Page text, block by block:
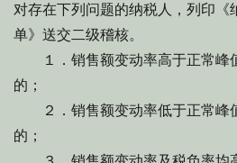
对存在下列问题的纳税人，列印《
单》送交二级稽核。
１．销售额变动率高于正常峰
的；
２．销售额变动率低于正常峰
的；